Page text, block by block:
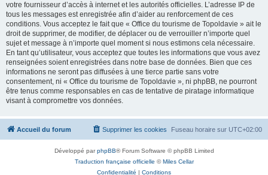
votre fournisseur d’accès à internet et les autorités officielles. L’adresse IP de
tous les messages est enregistrée afin d’aider au renforcement de ces
conditions. Vous acceptez le fait que « Office du tourisme de Topoldavie » ait le
droit de supprimer, de modifier, de déplacer ou de verrouiller n’importe quel
sujet et message à n’importe quel moment si nous estimons cela nécessaire.
En tant qu’utilisateur, vous acceptez que toutes les informations que vous avez
renseignées soient enregistrées dans notre base de données. Bien que ces
informations ne seront pas diffusées à une tierce partie sans votre
consentement, ni « Office du tourisme de Topoldavie », ni phpBB, ne pourront
être tenus comme responsables en cas de tentative de piratage informatique
visant à compromettre vos données.
Accueil du forum Fuseau horaire sur UTC+02:00
Supprimer les cookies
Développé parphpBB® Forum Software © phpBB Limited
Traduction française officielle ©Miles Cellar
Confidentialité | Conditions